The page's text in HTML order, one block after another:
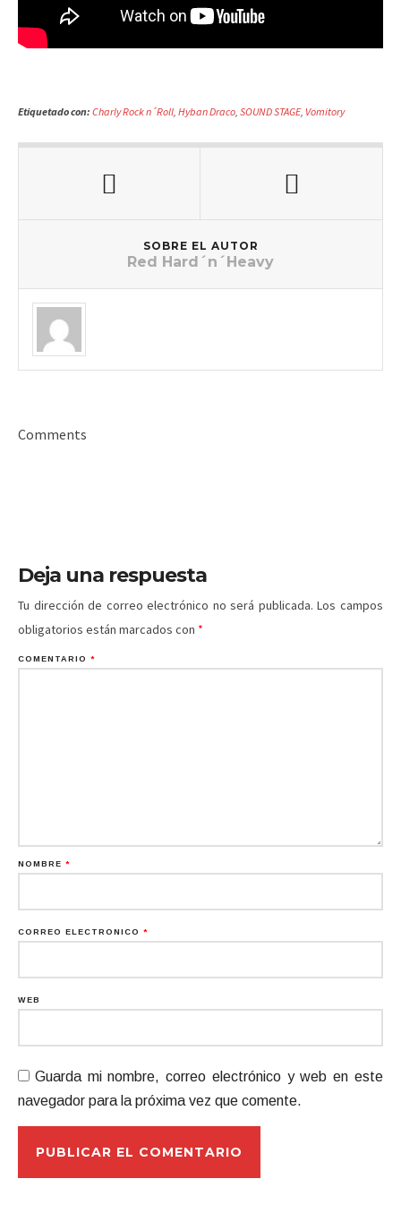
Etiquetado con: Charly Rock n´Roll, Hyban Draco, SOUND STAGE, Vomitory
SOBRE EL AUTOR
Red Hard´n´Heavy
Comments
Deja una respuesta
Tu dirección de correo electrónico no será publicada. Los campos
obligatorios están marcados con *
COMENTARIO *
NOMBRE *
CORREO ELECTRÓNICO *
WEB
Guarda mi nombre, correo electrónico y web en este
navegador para la próxima vez que comente.